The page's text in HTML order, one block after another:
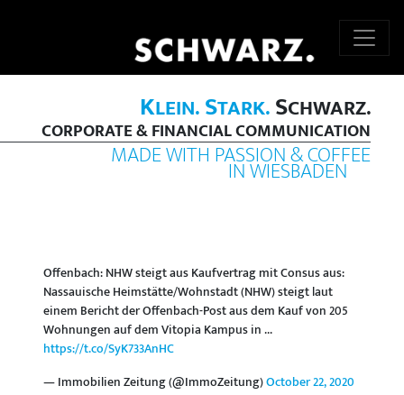
KLEIN.STARK.SCHWARZ.
CORPORATE & FINANCIAL COMMUNICATION
MADE WITH PASSION & COFFEE
IN WIESBADEN
Offenbach: NHW steigt aus Kaufvertrag mit Consus aus:
Nassauische Heimstätte/Wohnstadt (NHW) steigt laut
einem Bericht der Offenbach-Post aus dem Kauf von 205
Wohnungen auf dem Vitopia Kampus in ...
https://t.co/SyK733AnHC
— Immobilien Zeitung (@ImmoZeitung)October 22, 2020